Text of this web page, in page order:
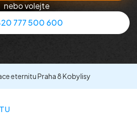
nebo volejte
777 500 600
eternitu Praha 8 Kobylisy